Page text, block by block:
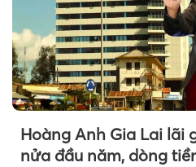
Hoàng Anh Gia Lai lãi
nửa đầu năm, dòng